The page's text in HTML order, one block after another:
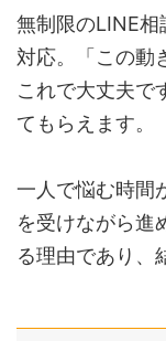
無制限のLINE相
対応。「この動
これで大丈夫で
てもらえます。
一人で悩む時間
を受けながら進
る理由であり、